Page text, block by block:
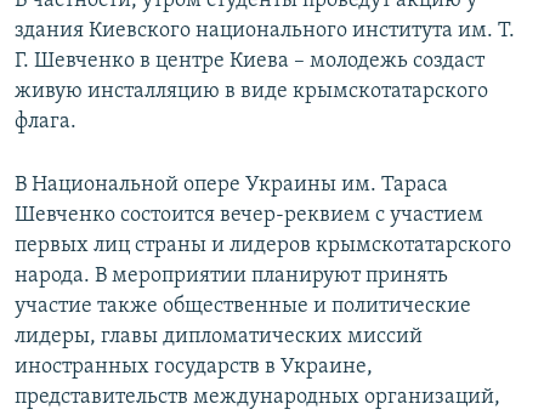
здания Киевского национального института им. Т.
Г. Шевченко в центре Киева – молодежь создаст
живую инсталляцию в виде крымскотатарского
флага.
В Национальной опере Украины им. Тараса
Шевченко состоится вечер-реквием с участием
первых лиц страны и лидеров крымскотатарского
народа. В мероприятии планируют принять
участие также общественные и политические
лидеры, главы дипломатических миссий
иностранных государств в Украине,
представительств международных организаций,